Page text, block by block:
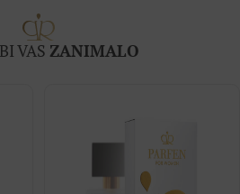
VAS ZANIMALO